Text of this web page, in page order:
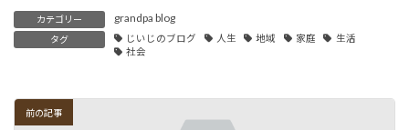
カテゴリー grandpa blog
タグ じいじのブログ 人生 地域 家庭
生活
社会
前の記事